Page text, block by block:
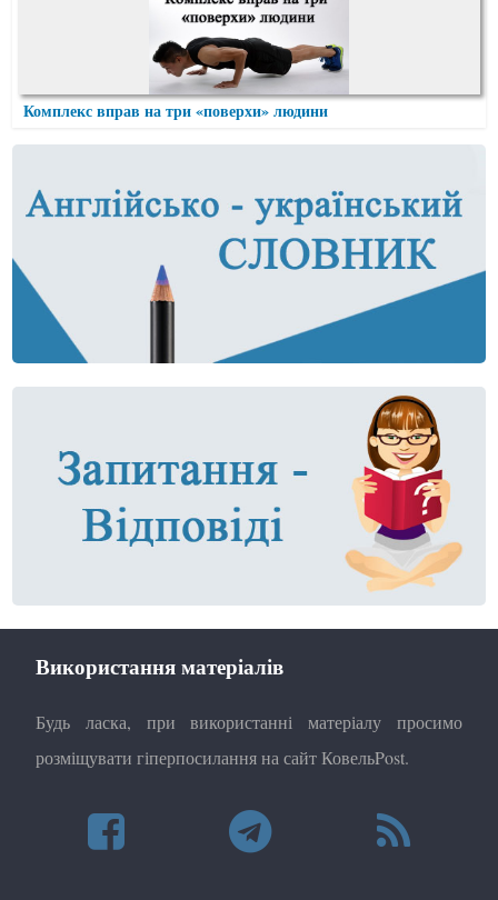
Комплекс вправ на три «поверхи» людини
Використання матеріалів
Будь ласка, при використанні матеріалу просимо
розміщувати гіперпосилання на сайт КовельPost.